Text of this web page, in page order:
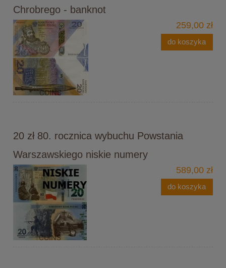
Chrobrego - banknot
259,00 zł
do koszyka
20 zł 80. rocznica wybuchu Powstania
Warszawskiego niskie numery
589,00 zł
do koszyka